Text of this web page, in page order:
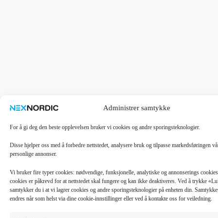
Administrer samtykke
For å gi deg den beste opplevelsen bruker vi cookies og andre sporingsteknologier.
Disse hjelper oss med å forbedre nettstedet, analysere bruk og tilpasse markedsføringen
personlige annonser.
Vi bruker fire typer cookies: nødvendige, funksjonelle, analytiske og annonserings
cookies er påkrevd for at nettstedet skal fungere og kan ikke deaktiveres. Ved å trykke
samtykker du i at vi lagrer cookies og andre sporingsteknologier på enheten din.
endres når som helst via dine cookie-innstillinger eller ved å kontakte oss for veiledning.